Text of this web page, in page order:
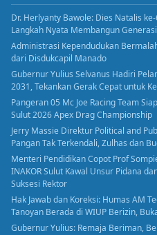
Dr. Herlyanty Bawole: Dies Natalis
Langkah Nyata Membangun
Administrasi Kependudukan
dari Disdukcapil Manado
Gubernur Yulius Selvanus Hadiri
2031, Tekankan Gerak Cepat untuk
Pangeran 05 Mc Joe Racing Team
Sulut 2026 Apex Drag Championship
Jerry Massie Direktur Political and
Pangan Tak Terkendali, Zulhas dan
Menteri Pendidikan Copot Prof
INAKOR Sulut Kawal Unsur Pidana
Suksesi Rektor
Hak Jawab dan Koreksi: Humas AM
Tanoyan Berada di WIUP Berizin,
Gubernur Yulius: Remaja Beriman,